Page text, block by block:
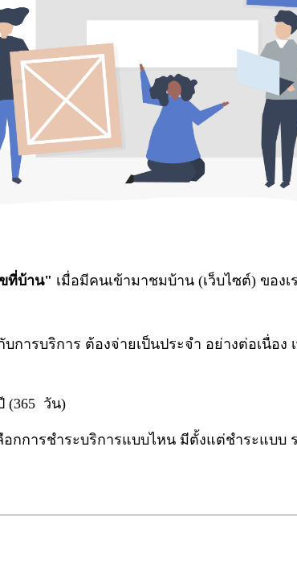
ที่บ้าน" เมื่อมีคนเข้ามาชมบ้าน (เว็บไซต์) ของ
การบริการ ต้องจ่ายเป็นประจำ อย่างต่อเนื่อ
(365 วัน)
กการชำระบริการแบบไหน มีตั้งแต่ชำระแบบ